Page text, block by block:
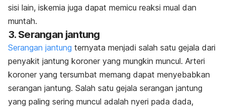
sisi lain, iskemia juga dapat memicu reaksi mual dan
muntah.
3. Serangan jantung
Serangan jantung ternyata menjadi salah satu gejala dari
penyakit jantung koroner yang mungkin muncul. Arteri
koroner yang tersumbat memang dapat menyebabkan
serangan jantung. Salah satu gejala serangan jantung
yang paling sering muncul adalah nyeri pada dada,